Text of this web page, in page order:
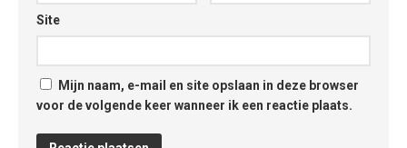
Site
Mijn naam, e-mail en site opslaan in deze browser
voor de volgende keer wanneer ik een reactie plaats.